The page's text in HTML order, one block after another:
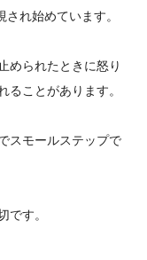
れ始めています。
められたときに怒り
ることがあります。
スモールステップで
です。